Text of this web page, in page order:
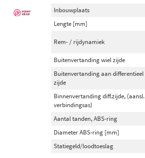
Inbouwplaats
Lengte [mm]
Rem- / rijdynamiek
Buitenvertanding wiel zijde
Buitenvertanding aan differentieel
zijde
Binnenvertanding diff.zijde, (aansl.
verbindingsas)
Aantal tanden, ABS-ring
Diameter ABS-ring [mm]
Statiegeld/loodtoeslag